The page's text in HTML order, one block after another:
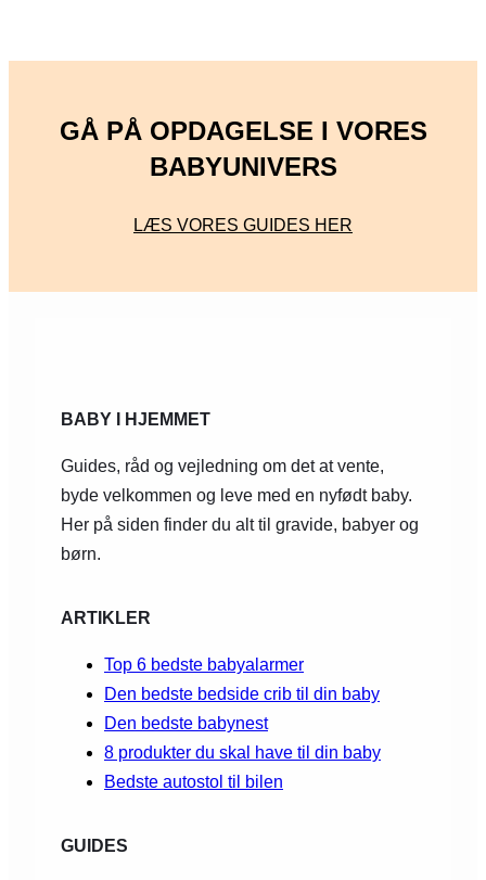
GÅ PÅ OPDAGELSE I VORES
BABYUNIVERS
LÆS VORES GUIDES HER
BABY I HJEMMET
Guides, råd og vejledning om det at vente,
byde velkommen og leve med en nyfødt baby.
Her på siden finder du alt til gravide, babyer og
børn.
ARTIKLER
Top 6 bedste babyalarmer
Den bedste bedside crib til din baby
Den bedste babynest
8 produkter du skal have til din baby
Bedste autostol til bilen
GUIDES